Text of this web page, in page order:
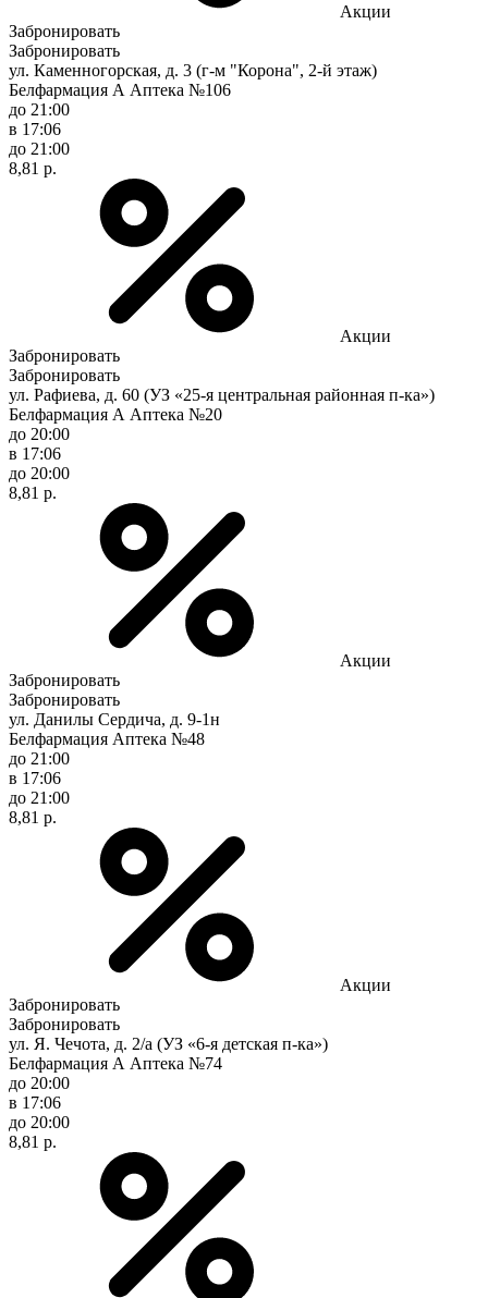
Акции
Забронировать
Забронировать
ул. Каменногорская, д. 3 (г-м "Корона", 2-й этаж)
Белфармация А Аптека №106
до 21:00
в 17:06
до 21:00
8,81 р.
Акции
Забронировать
Забронировать
ул. Рафиева, д. 60 (УЗ «25-я центральная районная п-ка»)
Белфармация А Аптека №20
до 20:00
в 17:06
до 20:00
8,81 р.
Акции
Забронировать
Забронировать
ул. Данилы Сердича, д. 9-1н
Белфармация Аптека №48
до 21:00
в 17:06
до 21:00
8,81 р.
Акции
Забронировать
Забронировать
ул. Я. Чечота, д. 2/а (УЗ «6-я детская п-ка»)
Белфармация А Аптека №74
до 20:00
в 17:06
до 20:00
8,81 р.